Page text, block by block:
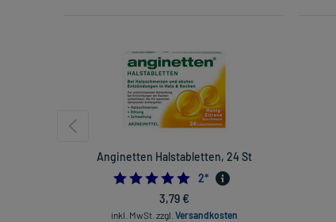
Anginetten Halstabletten, 24 St
5.0
2*
3,79 €
inkl. MwSt. zzgl. Versandkosten